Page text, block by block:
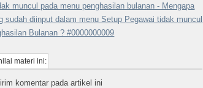
muncul pada menu penghasilan bulanan - Mengapa
sudah diinput dalam menu Setup Pegawai tidak muncul
Bulanan ? #0000000009
materi ini:
komentar pada artikel ini